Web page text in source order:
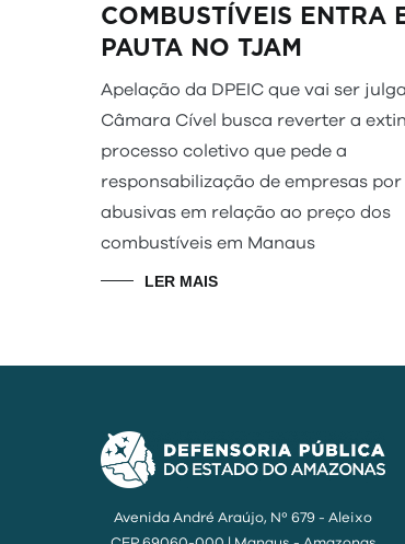
COMBUSTÍVEIS ENTRA
PAUTA NO TJAM
Apelação da DPEIC que vai ser
Câmara Cível busca reverter a
processo coletivo que pede a
responsabilização de empresas
abusivas em relação ao preço dos
combustíveis em Manaus
LER MAIS
Avenida André Araújo, Nº 679 - Aleixo